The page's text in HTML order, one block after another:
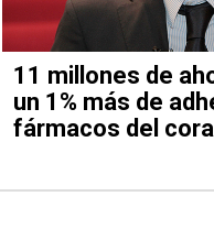
11 millones de
un 1% más de
fármacos del